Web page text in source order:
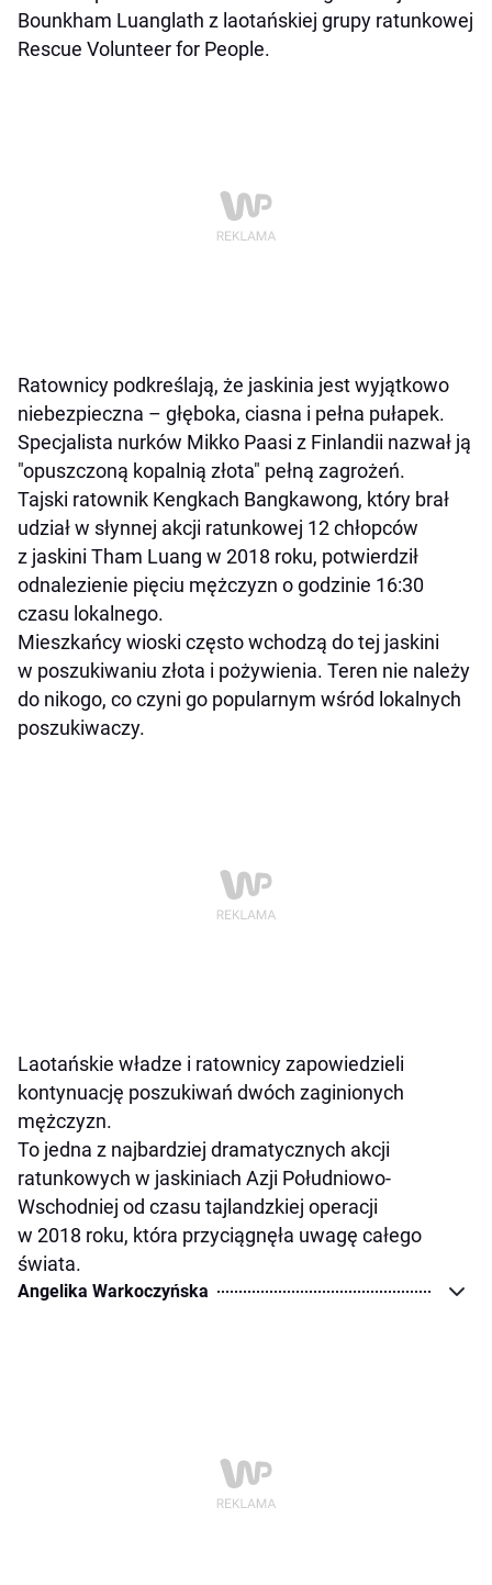
Bounkham Luanglath z laotańskiej grupy ratunkowej
Rescue Volunteer for People.
Ratownicy podkreślają, że jaskinia jest wyjątkowo
niebezpieczna – głęboka, ciasna i pełna pułapek.
Specjalista nurków Mikko Paasi z Finlandii nazwał ją
"opuszczoną kopalnią złota" pełną zagrożeń.
Tajski ratownik Kengkach Bangkawong, który brał
udział w słynnej akcji ratunkowej 12 chłopców
z jaskini Tham Luang w 2018 roku, potwierdził
odnalezienie pięciu mężczyzn o godzinie 16:30
czasu lokalnego.
Mieszkańcy wioski często wchodzą do tej jaskini
w poszukiwaniu złota i pożywienia. Teren nie należy
do nikogo, co czyni go popularnym wśród lokalnych
poszukiwaczy.
Laotańskie władze i ratownicy zapowiedzieli
kontynuację poszukiwań dwóch zaginionych
mężczyzn.
To jedna z najbardziej dramatycznych akcji
ratunkowych w jaskiniach Azji Południowo-
Wschodniej od czasu tajlandzkiej operacji
w 2018 roku, która przyciągnęła uwagę całego
świata.
Angelika Warkoczyńska